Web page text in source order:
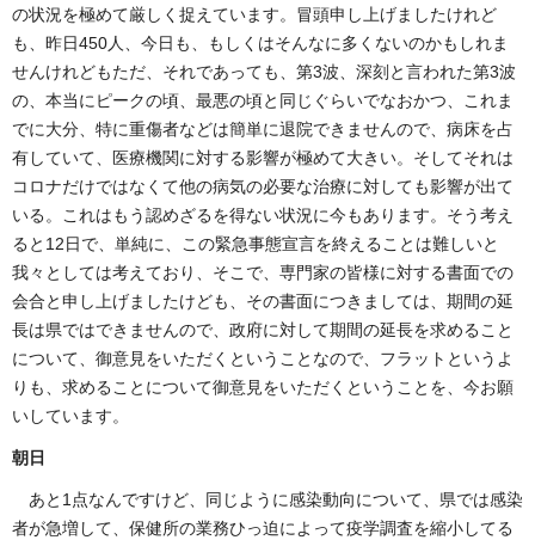
の状況を極めて厳しく捉えています。冒頭申し上げましたけれど
も、昨日450人、今日も、もしくはそんなに多くないのかもしれま
せんけれどもただ、それであっても、第3波、深刻と言われた第3波
の、本当にピークの頃、最悪の頃と同じぐらいでなおかつ、これま
でに大分、特に重傷者などは簡単に退院できませんので、病床を占
有していて、医療機関に対する影響が極めて大きい。そしてそれは
コロナだけではなくて他の病気の必要な治療に対しても影響が出て
いる。これはもう認めざるを得ない状況に今もあります。そう考え
ると12日で、単純に、この緊急事態宣言を終えることは難しいと
我々としては考えており、そこで、専門家の皆様に対する書面での
会合と申し上げましたけども、その書面につきましては、期間の延
長は県ではできませんので、政府に対して期間の延長を求めること
について、御意見をいただくということなので、フラットというよ
りも、求めることについて御意見をいただくということを、今お願
いしています。
朝日
あと1点なんですけど、同じように感染動向について、県では感染
者が急増して、保健所の業務ひっ迫によって疫学調査を縮小してる